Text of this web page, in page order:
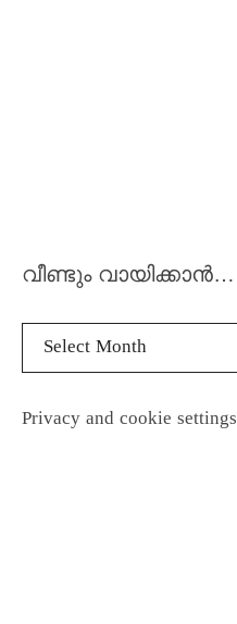
വീണ്ടും വായിക്കാൻ…
Privacy and cookie settings